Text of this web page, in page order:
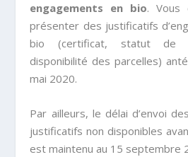
engagements en bio. Vous
présenter des justificatifs
bio (certificat, statut de
disponibilité des parcelles)
mai 2020.
Par ailleurs, le délai d’envoi
justificatifs non disponibles
est maintenu au 15 septembre